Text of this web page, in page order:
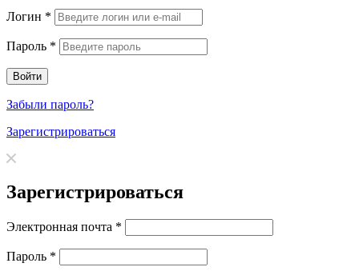
Логин *
Пароль *
Забыли пароль?
Зарегистрироваться
Зарегистрироваться
Электронная почта *
Пароль *